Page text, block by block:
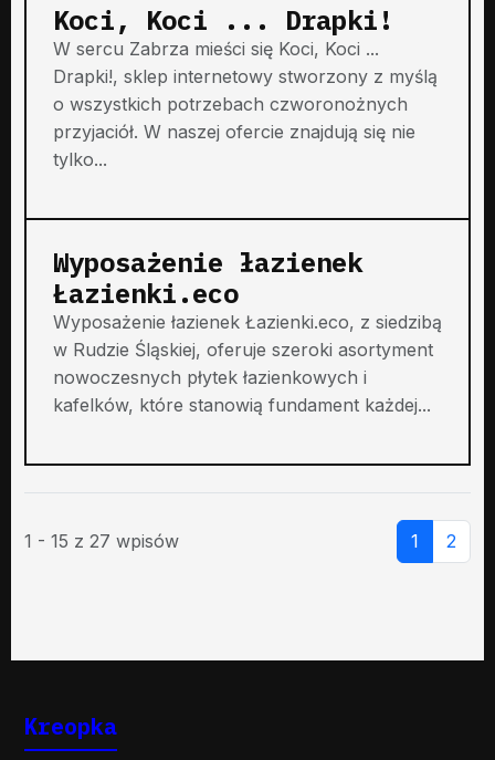
Koci, Koci ... Drapki!
W sercu Zabrza mieści się Koci, Koci ...
Drapki!, sklep internetowy stworzony z myślą
o wszystkich potrzebach czworonożnych
przyjaciół. W naszej ofercie znajdują się nie
tylko...
Wyposażenie łazienek
Łazienki.eco
Wyposażenie łazienek Łazienki.eco, z siedzibą
w Rudzie Śląskiej, oferuje szeroki asortyment
nowoczesnych płytek łazienkowych i
kafelków, które stanowią fundament każdej...
1 - 15 z 27 wpisów 1 2
Kreopka